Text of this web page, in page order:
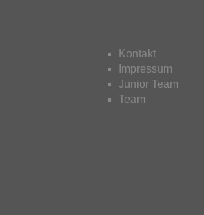
Kontakt
Impressum
Junior Team
Team